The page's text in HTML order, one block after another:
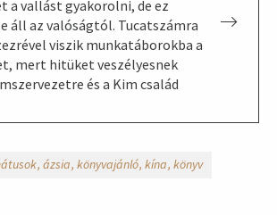
a vallást gyakorolni, de ez
áll az valóságtól. Tucatszámra
viszik munkatáborokba a
mert hitüket veszélyesnek
és a Kim család
ázsia könyvajánló kína könyv